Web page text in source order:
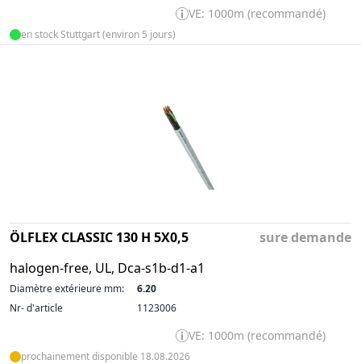
VE: 1000m (recommandé)
en stock Stuttgart (environ 5 jours)
ÖLFLEX CLASSIC 130 H 5X0,5
halogen-free, UL, Dca-s1b-d1-a1
sure demande
Diamètre extérieure mm:
6.20
Nr- d'article
1123006
VE: 1000m (recommandé)
prochainement disponible 18.08.2026